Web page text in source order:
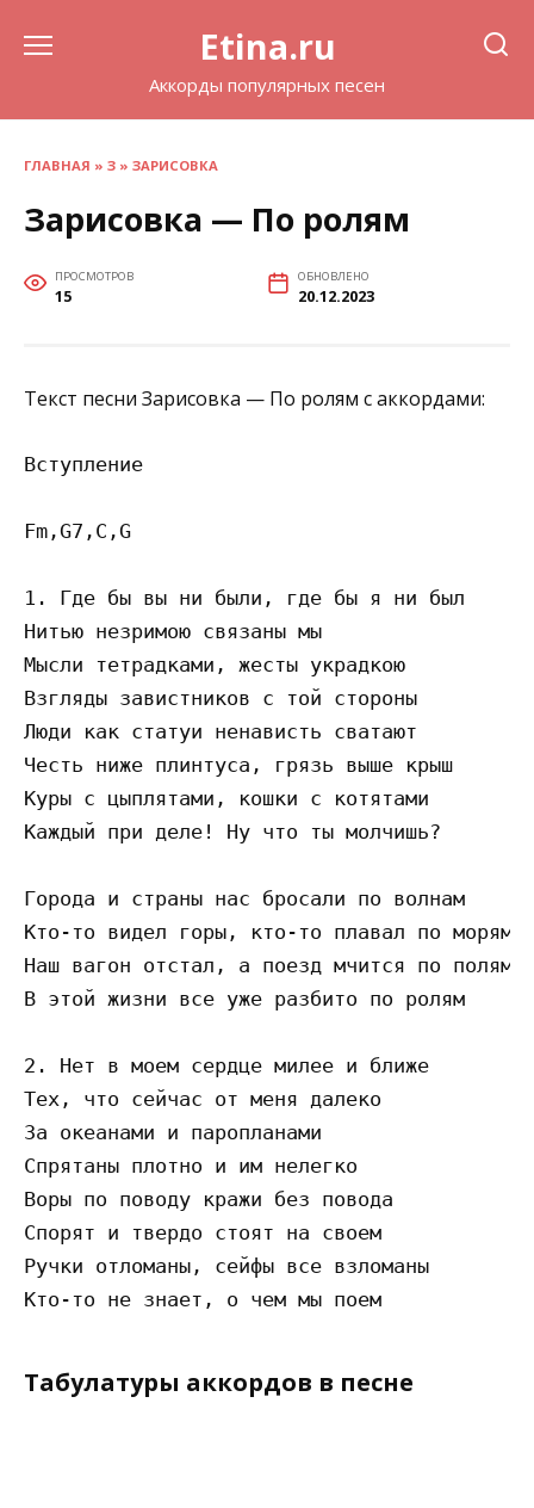
Etina.ru
Аккорды популярных песен
ГЛАВНАЯ » З » ЗАРИСОВКА
Зарисовка — По ролям
ПРОСМОТРОВ
15
ОБНОВЛЕНО
20.12.2023
Текст песни Зарисовка — По ролям с аккордами:
Вступление
Fm,G7,C,G
1. Где бы вы ни были, где бы я ни был
Нитью незримою связаны мы
Мысли тетрадками, жесты украдкою
Взгляды завистников с той стороны
Люди как статуи ненависть сватают
Честь ниже плинтуса, грязь выше крыш
Куры с цыплятами, кошки с котятами
Каждый при деле! Ну что ты молчишь?
Города и страны нас бросали по волнам
Кто-то видел горы, кто-то плавал по морям
Наш вагон отстал, а поезд мчится по полям
В этой жизни все уже разбито по ролям
2. Нет в моем сердце милее и ближе
Тех, что сейчас от меня далеко
За океанами и паропланами
Спрятаны плотно и им нелегко
Воры по поводу кражи без повода
Спорят и твердо стоят на своем
Ручки отломаны, сейфы все взломаны
Табулатуры аккордов в песне